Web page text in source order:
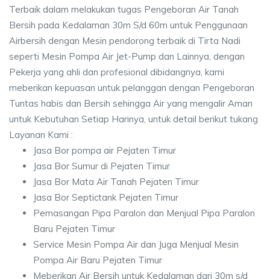
Terbaik dalam melakukan tugas Pengeboran Air Tanah
Bersih pada Kedalaman 30m S/d 60m untuk Penggunaan
Airbersih dengan Mesin pendorong terbaik di Tirta Nadi
seperti Mesin Pompa Air Jet-Pump dan Lainnya, dengan
Pekerja yang ahli dan profesional dibidangnya, kami
meberikan kepuasan untuk pelanggan dengan Pengeboran
Tuntas habis dan Bersih sehingga Air yang mengalir Aman
untuk Kebutuhan Setiap Harinya, untuk detail berikut tukang
Layanan Kami :
Jasa Bor pompa air Pejaten Timur
Jasa Bor Sumur di Pejaten Timur
Jasa Bor Mata Air Tanah Pejaten Timur
Jasa Bor Septictank Pejaten Timur
Pemasangan Pipa Paralon dan Menjual Pipa Paralon
Baru Pejaten Timur
Service Mesin Pompa Air dan Juga Menjual Mesin
Pompa Air Baru Pejaten Timur
Meberikan Air Bersih untuk Kedalaman dari 30m s/d